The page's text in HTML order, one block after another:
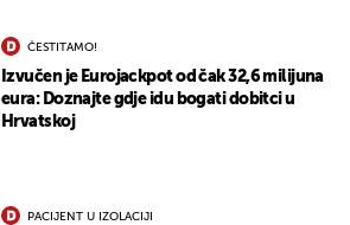
ČESTITAMO!
Izvučen je Eurojackpot od čak 32,6 milijuna
eura: Doznajte gdje idu bogati dobitci u
Hrvatskoj
PACIJENT U IZOLACIJI